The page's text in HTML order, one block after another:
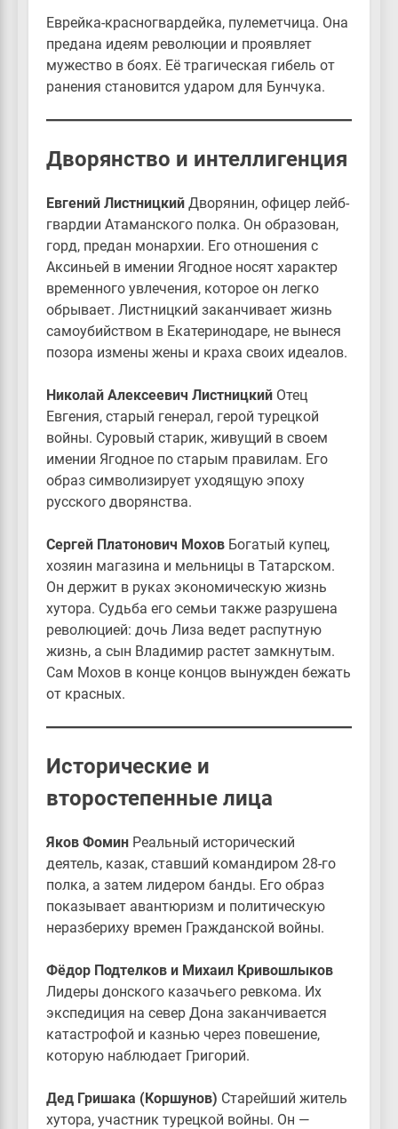
Еврейка-красногвардейка, пулеметчица. Она
предана идеям революции и проявляет
мужество в боях. Её трагическая гибель от
ранения становится ударом для Бунчука.
Дворянство и интеллигенция
Евгений Листницкий Дворянин, офицер лейб-
гвардии Атаманского полка. Он образован,
горд, предан монархии. Его отношения с
Аксиньей в имении Ягодное носят характер
временного увлечения, которое он легко
обрывает. Листницкий заканчивает жизнь
самоубийством в Екатеринодаре, не вынеся
позора измены жены и краха своих идеалов.
Николай Алексеевич Листницкий Отец
Евгения, старый генерал, герой турецкой
войны. Суровый старик, живущий в своем
имении Ягодное по старым правилам. Его
образ символизирует уходящую эпоху
русского дворянства.
Сергей Платонович Мохов Богатый купец,
хозяин магазина и мельницы в Татарском.
Он держит в руках экономическую жизнь
хутора. Судьба его семьи также разрушена
революцией: дочь Лиза ведет распутную
жизнь, а сын Владимир растет замкнутым.
Сам Мохов в конце концов вынужден бежать
от красных.
Исторические и
второстепенные лица
Яков Фомин Реальный исторический
деятель, казак, ставший командиром 28-го
полка, а затем лидером банды. Его образ
показывает авантюризм и политическую
неразбериху времен Гражданской войны.
Фёдор Подтелков и Михаил Кривошлыков
Лидеры донского казачьего ревкома. Их
экспедиция на север Дона заканчивается
катастрофой и казнью через повешение,
которую наблюдает Григорий.
Дед Гришака (Коршунов) Старейший житель
хутора, участник турецкой войны. Он —